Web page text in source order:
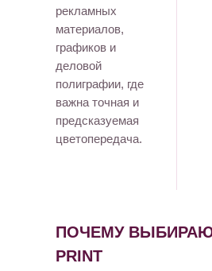
рекламных
материалов,
графиков и
деловой
полиграфии, где
важна точная и
предсказуемая
цветопередача.
ПОЧЕМУ
PRINT